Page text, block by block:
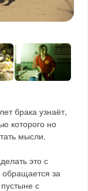
брака узнаёт,
которого но
мысли.
это с
обращается за
с